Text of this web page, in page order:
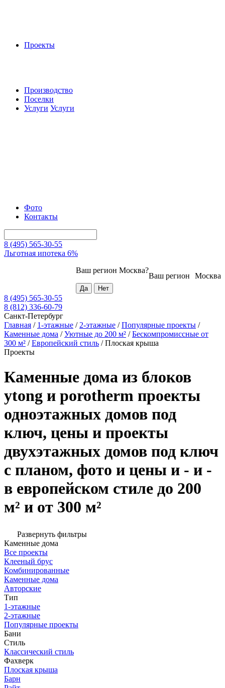
Проекты
Производство
Поселки
Услуги Услуги
Фото
Контакты
8 (495) 565-30-55
Льготная ипотека 6%
Москва
Ваш регион
Ваш регион Москва?
8 (495) 565-30-55
8 (812) 336-60-79
Санкт-Петербург
Главная / 1-этажные / 2-этажные /Популярные проекты /
Каменные дома /Уютные до 200 м² /Бескомпромиссные от
300 м² /Европейский стиль /Плоская крыша
Проекты
Каменные дома из блоков
ytong и porotherm проекты
одноэтажных домов под
ключ, цены и проекты
двухэтажных домов под ключ
с планом, фото и цены и - и -
в европейском стиле до 200
м² и от 300 м²
Развернуть фильтры
Каменные дома
Все проекты
Клееный брус
Комбинированные
Каменные дома
Авторские
Тип
1-этажные
2-этажные
Популярные проекты
Бани
Стиль
Классический стиль
Фахверк
Плоская крыша
Барн